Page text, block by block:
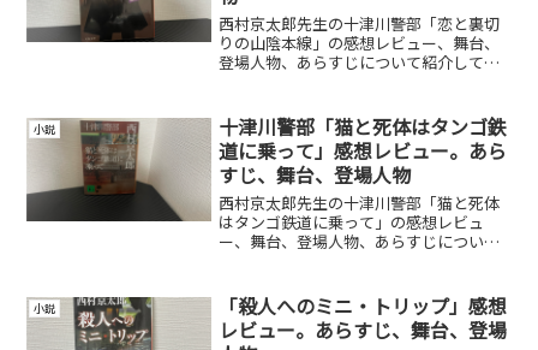
西村京太郎先生の十津川警部「恋と裏切
りの山陰本線」の感想レビュー、舞台、
登場人物、あらすじについて紹介してい
小説
十津川警部「猫と死体はタンゴ鉄
道に乗って」感想レビュー。あら
すじ、舞台、登場人物
西村京太郎先生の十津川警部「猫と死体
はタンゴ鉄道に乗って」の感想レビュ
ー、舞台、登場人物、あらすじについて
小説
「殺人へのミニ・トリップ」感想
レビュー。あらすじ、舞台、登場